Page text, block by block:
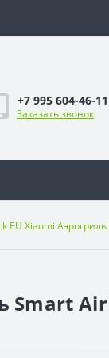
+7 995 604-46-11
Заказать звонок
EU Xiaomi
Smart